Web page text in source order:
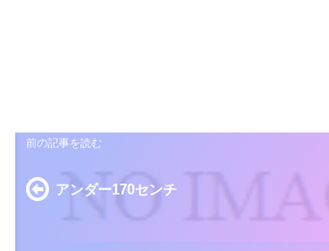
アンダー170センチ